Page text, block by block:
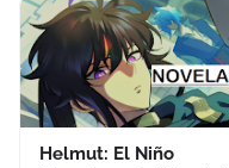
Helmut: El Niño